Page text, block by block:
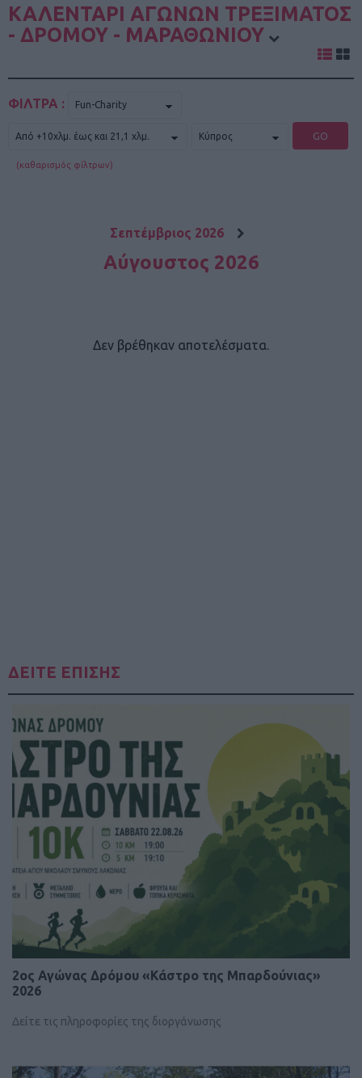
ΚΑΛΕΝΤΑΡΙ ΑΓΩΝΩΝ ΤΡΕΞΙΜΑΤΟΣ
- ΔΡΟΜΟΥ - ΜΑΡΑΘΩΝΙΟΥ
ΦΙΛΤΡΑ :
GO
(καθαρισμός φίλτρων)
Σεπτέμβριος 2026
Αύγουστος 2026
Δεν βρέθηκαν αποτελέσματα.
ΔΕΙΤΕ ΕΠΙΣΗΣ
2ος Αγώνας Δρόμου «Κάστρο της Μπαρδούνιας»
2026
Δείτε τις πληροφορίες της διοργάνωσης